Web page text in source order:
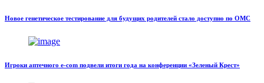
Новое генетическое тестирование для будущих родителей стало доступно по ОМС
Игроки аптечного e-com подвели итоги года на конференции «Зеленый Крест»